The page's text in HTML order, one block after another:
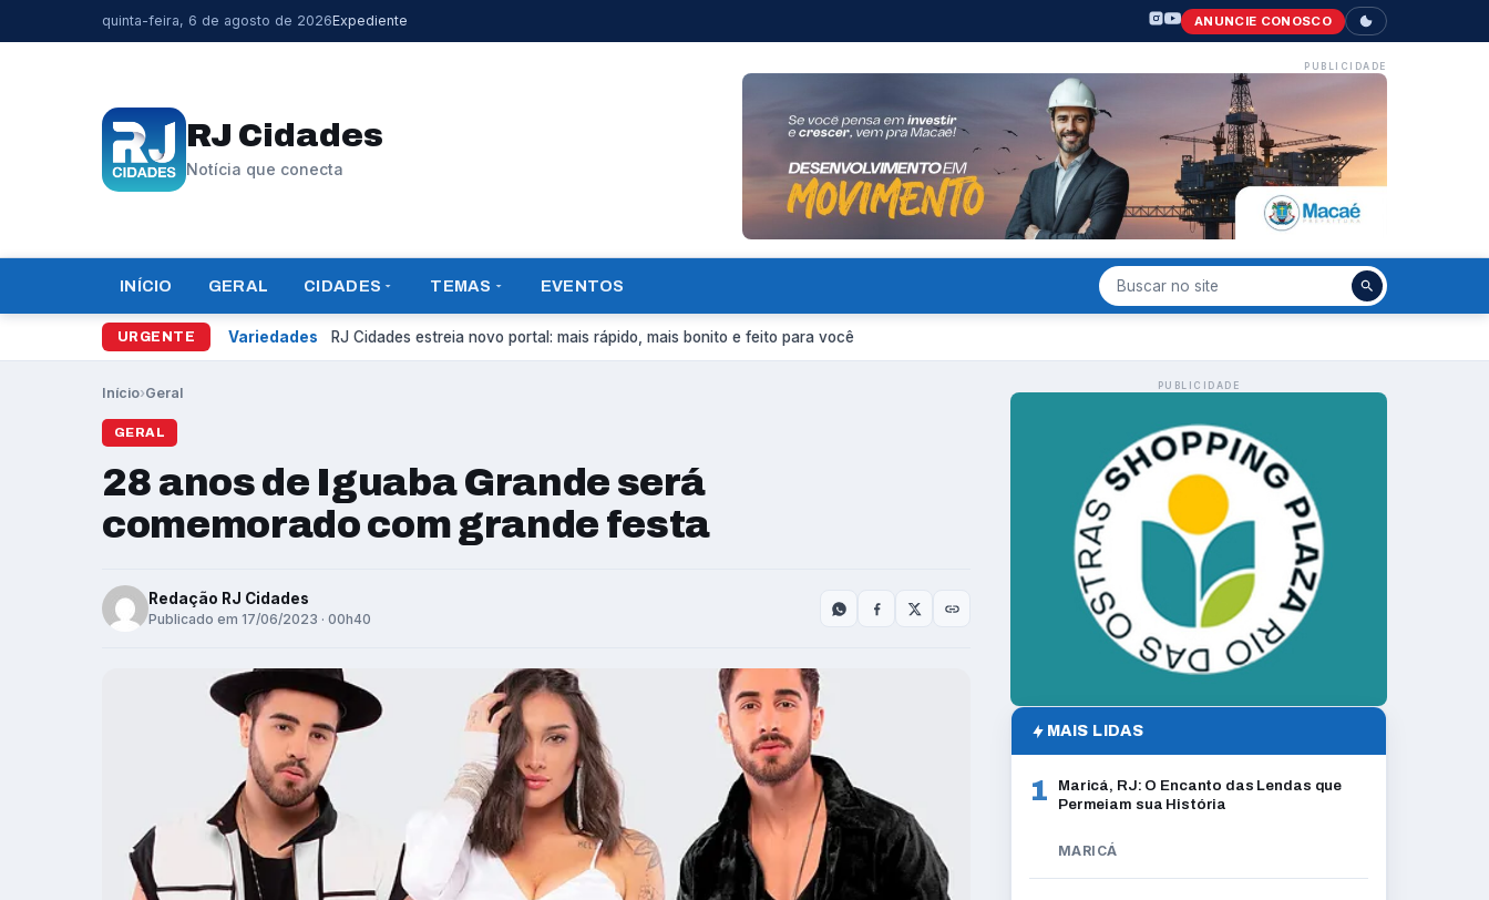
quinta-feira, 6 de agosto de 2026Expediente ANUNCIE CONOSCO
RJ Cidades
Notícia que conecta
PUBLICIDADE
INÍCIO GERAL CIDADES TEMAS EVENTOS
URGENTE Variedades RJ Cidades estreia novo portal: mais rápido, mais bonito e feito para você
Início›Geral
GERAL
28 anos de Iguaba Grande será
comemorado com grande festa
Redação RJ Cidades
Publicado em 17/06/2023 · 00h40
PUBLICIDADE
MAIS LIDAS
1
Maricá, RJ: O Encanto das Lendas que
Permeiam sua História
MARICÁ